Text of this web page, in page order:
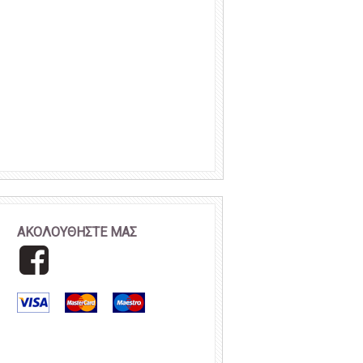
ΑΚΟΛΟΥΘΗΣΤΕ ΜΑΣ